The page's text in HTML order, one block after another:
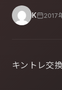
K 2017
キントレ交